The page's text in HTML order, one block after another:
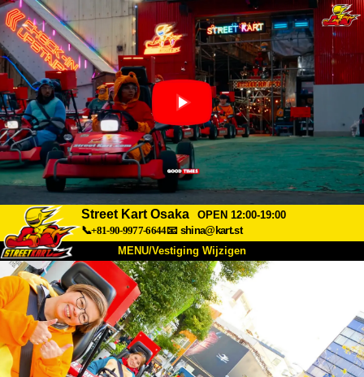
Street Kart Osaka
OPEN 12:00-19:00
📞+81-90-9977-6644📧 shina@kart.st
MENU/Vestiging Wijzigen
TOP
Over Ons Specificaties
Bereikbaarheid Reviews Veelgestelde Vragen
Bedrijf Reserveren